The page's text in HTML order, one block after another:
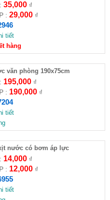
35,000₫
: 29,000₫
tiết
hàng
văn phòng 190x75cm
195,000₫
: 190,000₫
tiết
nước có bơm áp lực
14,000₫
: 12,000₫
tiết